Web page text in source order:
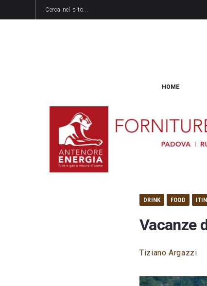
HOME
DRINK FOOD
Vacanze
Tiziano Argazzi